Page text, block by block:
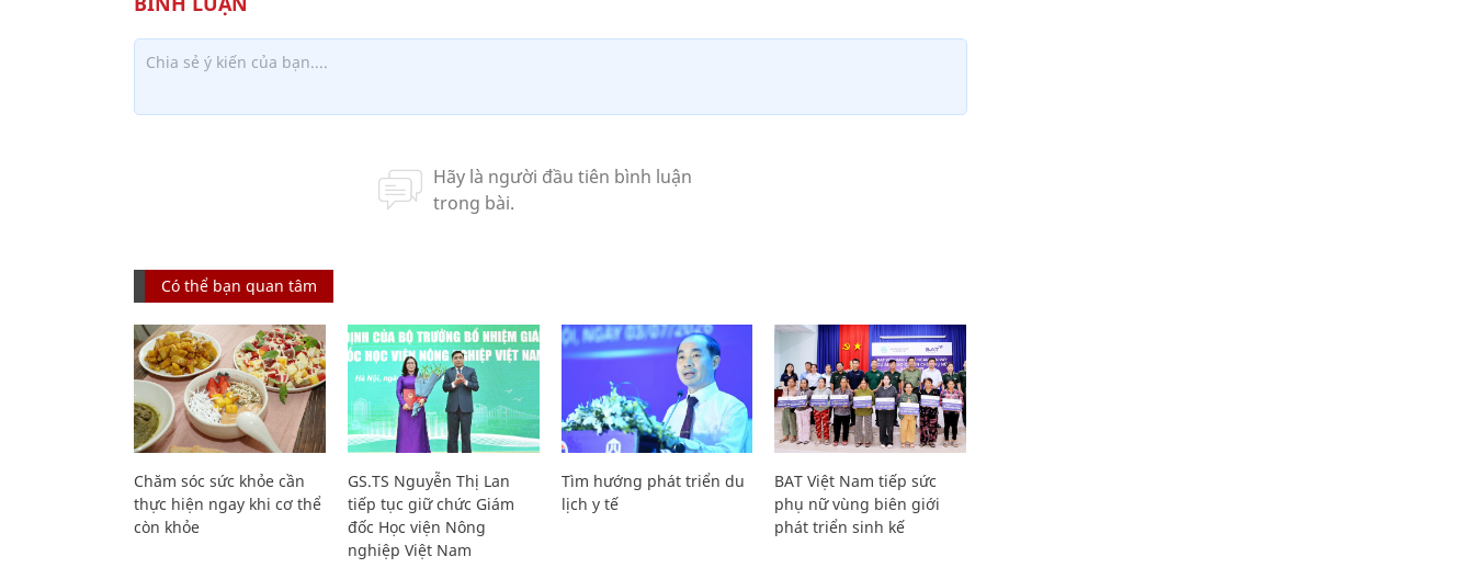
Có thể bạn quan tâm
Chăm sóc sức khỏe cần
thực hiện ngay khi cơ thể
còn khỏe
GS.TS Nguyễn Thị Lan
tiếp tục giữ chức Giám
đốc Học viện Nông
nghiệp Việt Nam
Tìm hướng phát triển du
lịch y tế
BAT Việt Nam tiếp sức
phụ nữ vùng biên giới
phát triển sinh kế